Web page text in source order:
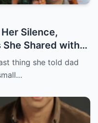
Silence,
She Shared with
His Passing
Continues to
Conversation
thing she told dad